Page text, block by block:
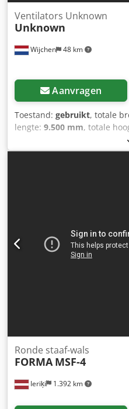
Wijchen 48 km
Ventilators Unknown
Unknown
Aanvragen
Toestand: gebruikt, totale
lengte: 9.500 mm, totale
150 kg - Documentatie
aanwezig: Nee - Vermogen
Aansluitdiameter [mm]:
Levering en inruil altijd
sectoren Yorick Diebels
Ieriķi 1.392 km
Ronde staaf-wals
FORMA MSF-4